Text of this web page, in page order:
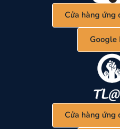
Cửa hàng ứng
Google
Cửa hàng ứng